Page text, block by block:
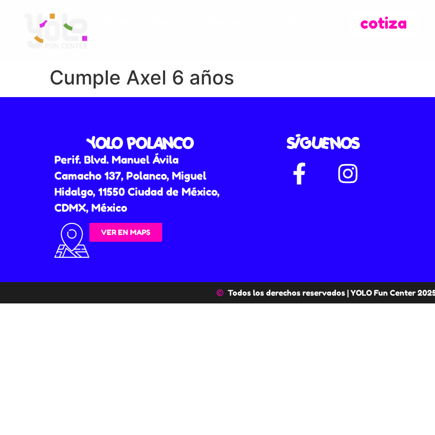
cotiza
Cumple Axel 6 años
YOLO POLANCO
Perif. Blvd. Manuel Ávila
Camacho 137, Polanco, Miguel
Hidalgo, 11550 Ciudad de México,
CDMX, México
VER EN MAPS
SÍGUENOS
Todos los derechos reservados | YOLO Fun Center